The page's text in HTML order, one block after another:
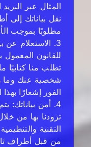
المثال عبر
نقل بياناتك إلى
مطلوبًا بموجب
3. الاستعلام عن
للقانون
تطلب منا كتابيًا
شخصية عنك وما
الفور إشعارًا
4. أمن بياناتك:
تزودنا بها من
التقنية
من قبل أطراف